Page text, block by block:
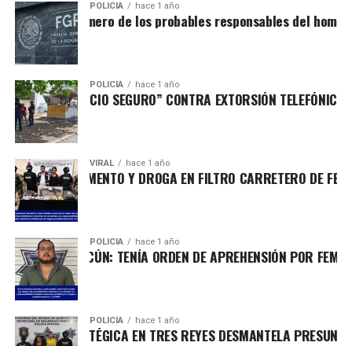
POLICÍA hace 1 año
al primero de los probables responsables del
POLICÍA hace 1 año
“NEGOCIO SEGURO” CONTRA EXTORSIÓN TELEFÓNICA
VIRAL hace 1 año
ARMAMENTO Y DROGA EN FILTRO CARRETERO DE
POLICÍA hace 1 año
EN CANCÚN: TENÍA ORDEN DE APREHENSIÓN POR
POLICÍA hace 1 año
ESTRATÉGICA EN TRES REYES DESMANTELA